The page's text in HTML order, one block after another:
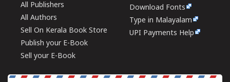
All Publishers
All Authors
Sell On Kerala Book Store
Publish your E-Book
Sell your E-Book
Download Fonts
Type in Malayalam
UPI Payments Help